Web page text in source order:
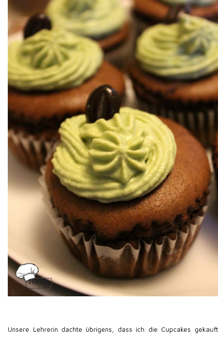
Unsere Lehrerin dachte übrigens, dass ich die Cupcakes gekauft